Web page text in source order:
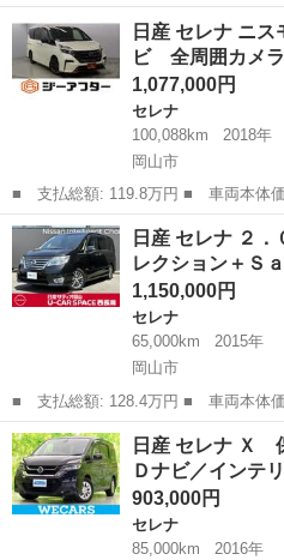
名： 日産 ■ 車種名： セレナ ■ グ
ー Ｓ－ハイブリッド １年保証走
オートクルーズコ...
岡山 岡山市 セレナ
日産 セレナ ニ
ビ 全周囲カメ
1,077,000円
セレナ
100,088km
2018年
岡山市
■ 支払総額: 119.8万円 ■ 車両本体価格： 1,077,000 円 ■ メーカ
ー名： 日産 ■ 車種名： セレナ ■
車 純正９インチナビ 全周囲カメ
ミラー ...
岡山 岡山市 セレナ
日産 セレナ ２
レクション＋Ｓ
1,150,000円
セレナ
65,000km
2015年
岡山市
■ 支払総額: 128.4万円 ■ 車両本体価格： 1,150,000 円 ■ メーカ
ー名： 日産 ■ 車種名： セレナ ■
ウェイスター Ｖセレクション＋Ｓ
ビ フリ...
岡山 岡山市 セレナ
日産 セレナ Ｘ
Ｄナビ／インテ
903,000円
セレナ
85,000km
2016年